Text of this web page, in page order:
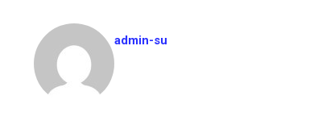
admin-su